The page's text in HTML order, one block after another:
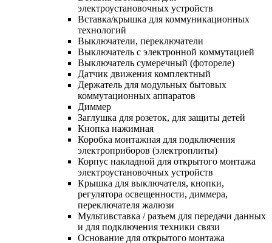
электроустановочных устройств
Вставка/крышка для коммуникационных
технологий
Выключатели, переключатели
Выключатель с электронной коммутацией
Выключатель сумеречный (фотореле)
Датчик движения комплектный
Держатель для модульных бытовых
коммутационных аппаратов
Диммер
Заглушка для розеток, для защиты детей
Кнопка нажимная
Коробка монтажная для подключения
электроприборов (электроплиты)
Корпус накладной для открытого монтажа
электроустановочных устройств
Крышка для выключателя, кнопки,
регулятора освещенности, диммера,
переключателя жалюзи
Мультивставка / разъем для передачи данных
и для подключения техники связи
Основание для открытого монтажа